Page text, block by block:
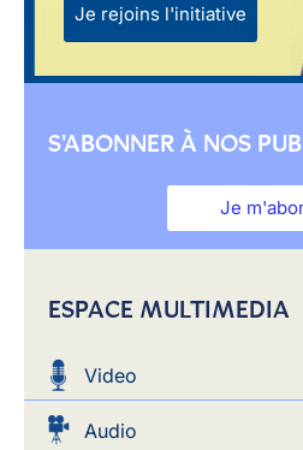
Je rejoins l'initiative
S'ABONNER À NOS
Je
ESPACE MULTIMEDIA
Video
Audio